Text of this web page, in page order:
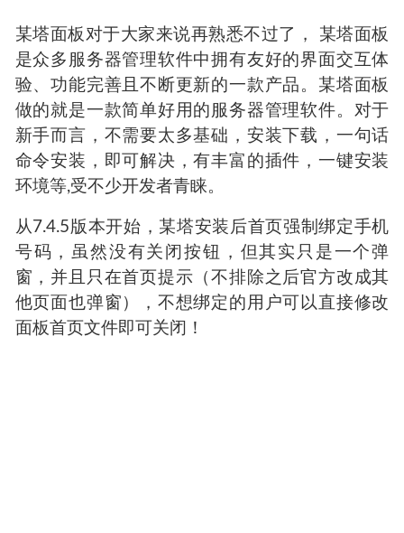
某塔面板对于大家来说再熟悉不过了， 某塔面板
是众多服务器管理软件中拥有友好的界面交互体
验、功能完善且不断更新的一款产品。某塔面板
做的就是一款简单好用的服务器管理软件。对于
新手而言，不需要太多基础，安装下载，一句话
命令安装，即可解决，有丰富的插件，一键安装
环境等,受不少开发者青睐。
从7.4.5版本开始，某塔安装后首页强制绑定手机
号码，虽然没有关闭按钮，但其实只是一个弹
窗，并且只在首页提示（不排除之后官方改成其
他页面也弹窗），不想绑定的用户可以直接修改
面板首页文件即可关闭！